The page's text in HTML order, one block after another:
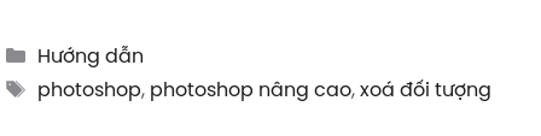
Categories
Hướng dẫn
Tags
photoshop, photoshop nâng cao,xoá đối tượng